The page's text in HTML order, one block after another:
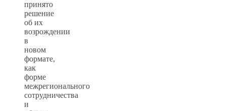
принято
решение
об их
возрождении
в
новом
формате,
как
форме
межрегионального
сотрудничества
и